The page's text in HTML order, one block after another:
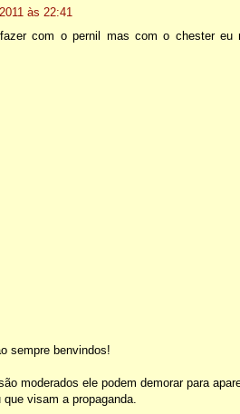
às 22:41
com o pernil mas com o chester eu
sempre benvindos!
moderados ele podem demorar para
visam a propaganda.